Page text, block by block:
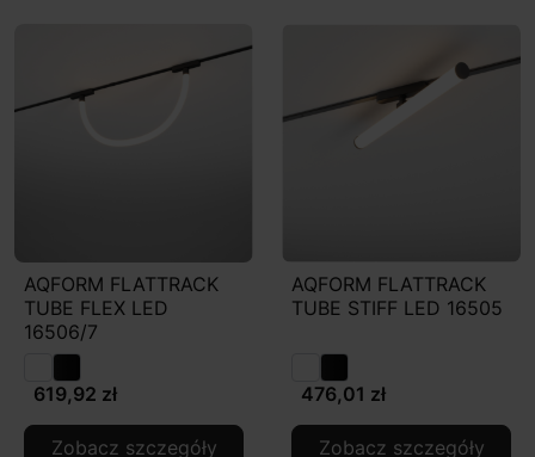
AQFORM FLATTRACK
TUBE FLEX LED
16506/7
619,92 zł
Zobacz szczegóły
AQFORM FLATTRACK
TUBE STIFF LED 16505
476,01 zł
Zobacz szczegóły